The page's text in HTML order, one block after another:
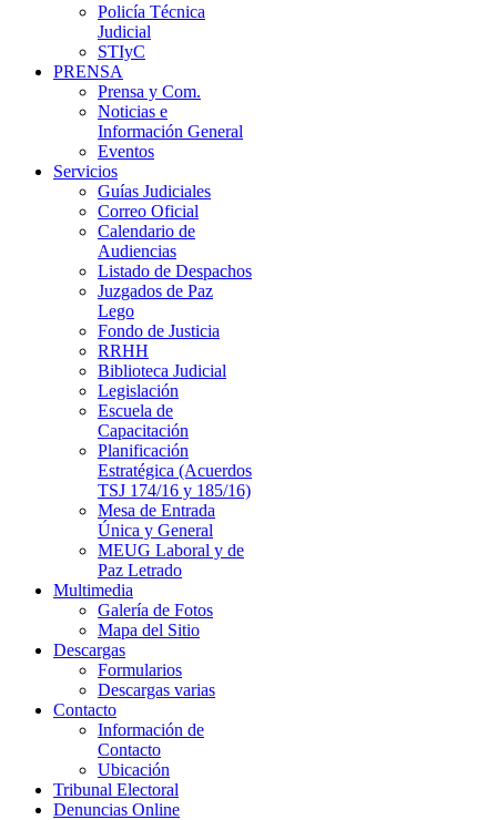
Policía Técnica
Judicial
STIyC
PRENSA
Prensa y Com.
Noticias e
Información General
Eventos
Servicios
Guías Judiciales
Correo Oficial
Calendario de
Audiencias
Listado de Despachos
Juzgados de Paz
Lego
Fondo de Justicia
RRHH
Biblioteca Judicial
Legislación
Escuela de
Capacitación
Planificación
Estratégica (Acuerdos
TSJ 174/16 y 185/16)
Mesa de Entrada
Única y General
MEUG Laboral y de
Paz Letrado
Multimedia
Galería de Fotos
Mapa del Sitio
Descargas
Formularios
Descargas varias
Contacto
Información de
Contacto
Ubicación
Tribunal Electoral
Denuncias Online